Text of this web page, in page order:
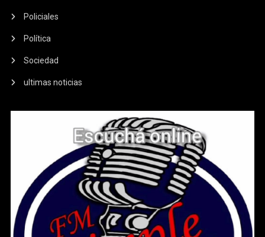
Policiales
Política
Sociedad
ultimas noticias